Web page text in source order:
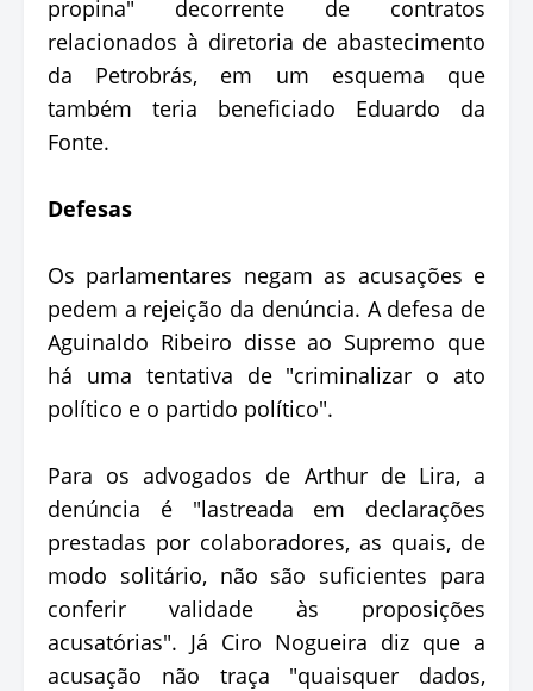
propina" decorrente de contratos
relacionados à diretoria de abastecimento
da Petrobrás, em um esquema que
também teria beneficiado Eduardo da
Fonte.
Defesas
Os parlamentares negam as acusações e
pedem a rejeição da denúncia. A defesa de
Aguinaldo Ribeiro disse ao Supremo que
há uma tentativa de "criminalizar o ato
político e o partido político".
Para os advogados de Arthur de Lira, a
denúncia é "lastreada em declarações
prestadas por colaboradores, as quais, de
modo solitário, não são suficientes para
conferir validade às proposições
acusatórias". Já Ciro Nogueira diz que a
acusação não traça "quaisquer dados,